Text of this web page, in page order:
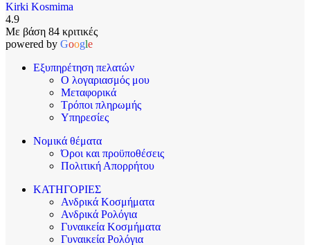
Kirki Kosmima
4.9
Με βάση 84 κριτικές
powered by Google
Εξυπηρέτηση πελατών
Ο λογαριασμός μου
Μεταφορικά
Τρόποι πληρωμής
Υπηρεσίες
Νομικά θέματα
Όροι και προϋποθέσεις
Πολιτική Απορρήτου
ΚΑΤΗΓΟΡΙΕΣ
Ανδρικά Κοσμήματα
Ανδρικά Ρολόγια
Γυναικεία Κοσμήματα
Γυναικεία Ρολόγια